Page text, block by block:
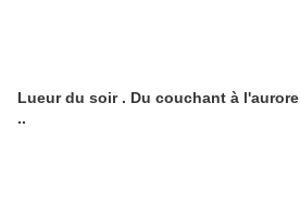
Lueur du soir . Du couchant à l'aurore
..